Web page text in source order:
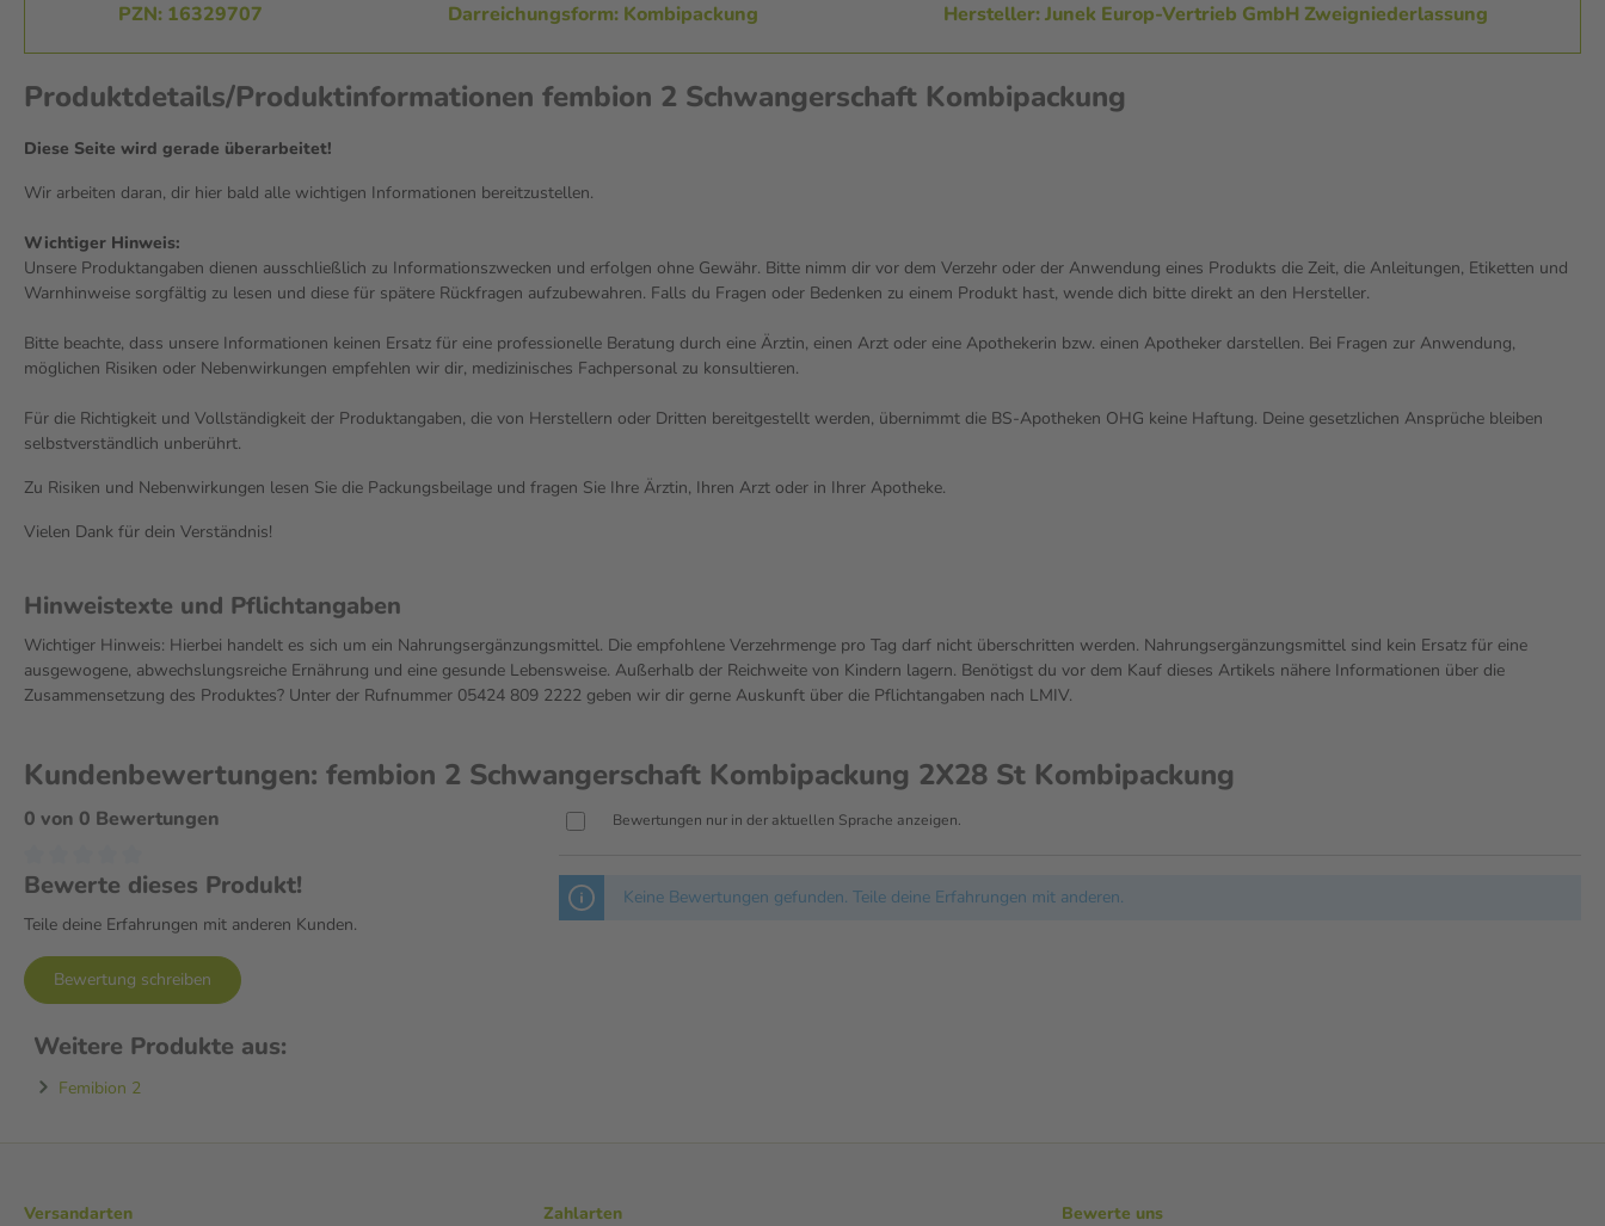
PZN: 16329707 Darreichungsform: Kombipackung Hersteller: Junek Europ-Vertrieb GmbH Zweigniederlassung
Produktdetails/Produktinformationen fembion 2 Schwangerschaft Kombipackung
Diese Seite wird gerade überarbeitet!
Wir arbeiten daran, dir hier bald alle wichtigen Informationen bereitzustellen.
Wichtiger Hinweis:
Unsere Produktangaben dienen ausschließlich zu Informationszwecken und erfolgen ohne Gewähr. Bitte nimm dir vor dem Verzehr oder der Anwendung eines Produkts die Zeit, die Anleitungen, Etiketten und
Warnhinweise sorgfältig zu lesen und diese für spätere Rückfragen aufzubewahren. Falls du Fragen oder Bedenken zu einem Produkt hast, wende dich bitte direkt an den Hersteller.
Bitte beachte, dass unsere Informationen keinen Ersatz für eine professionelle Beratung durch eine Ärztin, einen Arzt oder eine Apothekerin bzw. einen Apotheker darstellen. Bei Fragen zur Anwendung,
möglichen Risiken oder Nebenwirkungen empfehlen wir dir, medizinisches Fachpersonal zu konsultieren.
Für die Richtigkeit und Vollständigkeit der Produktangaben, die von Herstellern oder Dritten bereitgestellt werden, übernimmt die BS-Apotheken OHG keine Haftung. Deine gesetzlichen Ansprüche bleiben
selbstverständlich unberührt.
Zu Risiken und Nebenwirkungen lesen Sie die Packungsbeilage und fragen Sie Ihre Ärztin, Ihren Arzt oder in Ihrer Apotheke.
Vielen Dank für dein Verständnis!
Hinweistexte und Pflichtangaben
Wichtiger Hinweis: Hierbei handelt es sich um ein Nahrungsergänzungsmittel. Die empfohlene Verzehrmenge pro Tag darf nicht überschritten werden. Nahrungsergänzungsmittel sind kein Ersatz für eine
ausgewogene, abwechslungsreiche Ernährung und eine gesunde Lebensweise. Außerhalb der Reichweite von Kindern lagern. Benötigst du vor dem Kauf dieses Artikels nähere Informationen über die
Zusammensetzung des Produktes? Unter der Rufnummer 05424 809 2222 geben wir dir gerne Auskunft über die Pflichtangaben nach LMIV.
Kundenbewertungen: fembion 2 Schwangerschaft Kombipackung 2X28 St Kombipackung
0 von 0 Bewertungen
Bewerte dieses Produkt!
Teile deine Erfahrungen mit anderen Kunden.
Bewertung schreiben
Bewertungen nur in der aktuellen Sprache anzeigen.
Keine Bewertungen gefunden. Teile deine Erfahrungen mit anderen.
Weitere Produkte aus:
Femibion 2
Versandarten
Zahlarten
Bewerte uns